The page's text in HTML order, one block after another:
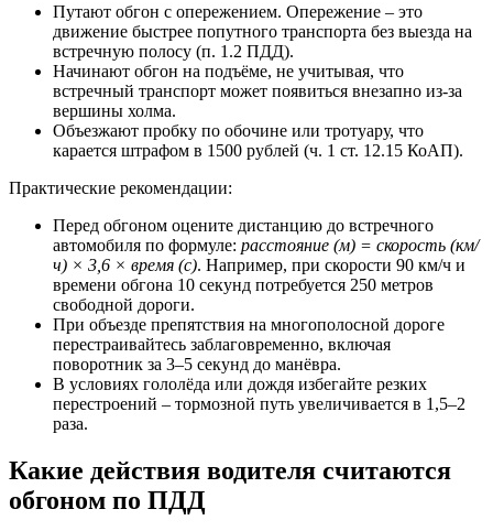
Путают обгон с опережением. Опережение – это
движение быстрее попутного транспорта без выезда на
встречную полосу (п. 1.2 ПДД).
Начинают обгон на подъёме, не учитывая, что
встречный транспорт может появиться внезапно из-за
вершины холма.
Объезжают пробку по обочине или тротуару, что
карается штрафом в 1500 рублей (ч. 1 ст. 12.15 КоАП).
Практические рекомендации:
Перед обгоном оцените дистанцию до встречного
автомобиля по формуле: расстояние (м) = скорость (км/
ч) × 3,6 × время (с). Например, при скорости 90 км/ч и
времени обгона 10 секунд потребуется 250 метров
свободной дороги.
При объезде препятствия на многополосной дороге
перестраивайтесь заблаговременно, включая
поворотник за 3–5 секунд до манёвра.
В условиях гололёда или дождя избегайте резких
перестроений – тормозной путь увеличивается в 1,5–2
раза.
Какие действия водителя считаются
обгоном по ПДД